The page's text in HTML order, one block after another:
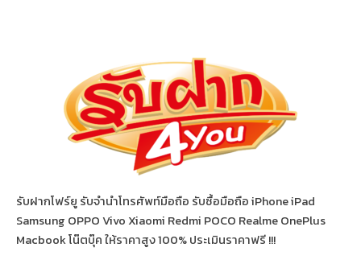
รับฝากโฟร์ยู รับจำนำโทรศัพท์มือถือ รับซื้อมือถือ iPhone iPad
Samsung OPPO Vivo Xiaomi Redmi POCO Realme OnePlus
Macbook โน๊ตบุ๊ค ให้ราคาสูง 100% ประเมินราคาฟรี !!!